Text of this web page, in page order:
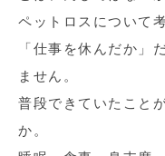
ペットロスについて
「仕事を休んだか」
ません。
普段できていたこと
か。